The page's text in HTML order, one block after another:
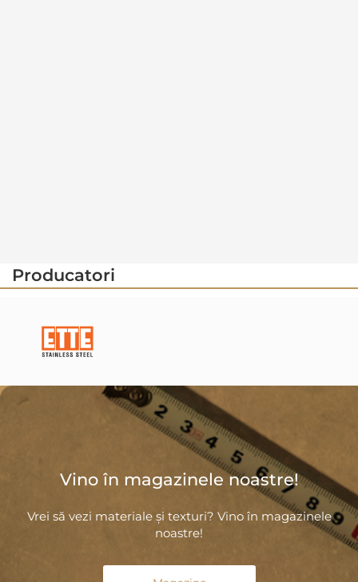
Producatori
Vino în magazinele noastre!
Vrei să vezi materiale și texturi? Vino în magazinele
noastre!